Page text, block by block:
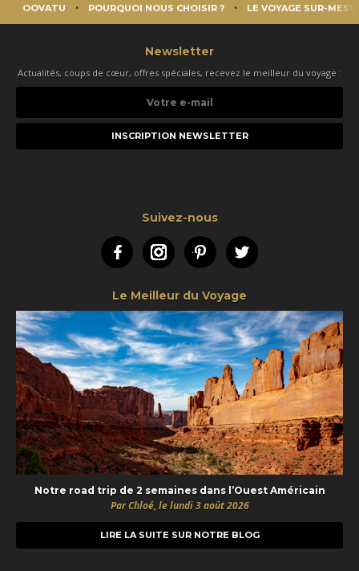
OOVATU POURQUOI NOUS CHOISIR ? LE VOYAGE SUR-
Newsletter
Actualités, coups de cœur, offres spéciales, recevez le meilleur du voyage :
e-
Suivez-nous
FacebookInstagramPinterestTwitter
Le Meilleur du Voyage
Notre road trip de 2 semaines dans l’Ouest Américain
Par Chloé, le lundi 3 août 2026
LIRE LA SUITE SUR NOTRE BLOG